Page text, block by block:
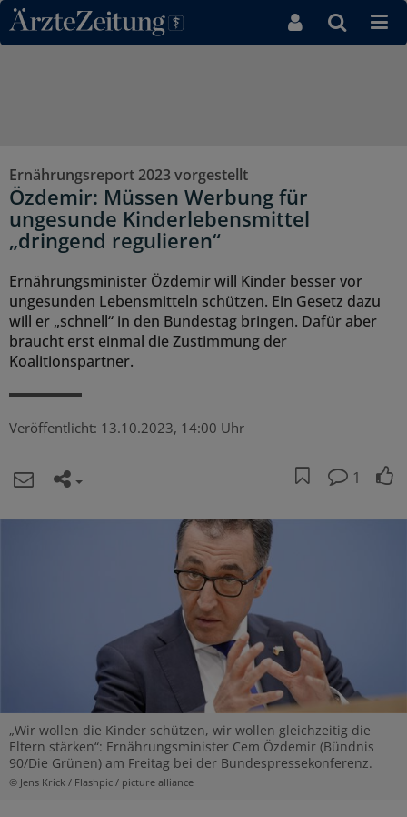
Direkt zum Inhaltsbereich
Ernährungsreport 2023 vorgestellt
Özdemir: Müssen Werbung für
ungesunde Kinderlebensmittel
„dringend regulieren“
Ernährungsminister Özdemir will Kinder besser vor
ungesunden Lebensmitteln schützen. Ein Gesetz dazu
will er „schnell“ in den Bundestag bringen. Dafür aber
braucht erst einmal die Zustimmung der
Koalitionspartner.
Veröffentlicht: 13.10.2023, 14:00 Uhr
1
„Wir wollen die Kinder schützen, wir wollen gleichzeitig die
Eltern stärken“: Ernährungsminister Cem Özdemir (Bündnis
90/Die Grünen) am Freitag bei der Bundespressekonferenz.
© Jens Krick / Flashpic / picture alliance